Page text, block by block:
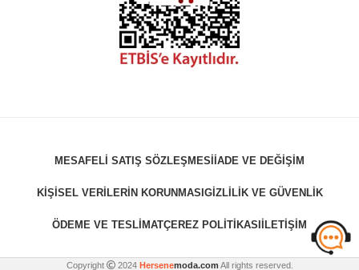
MESAFELI SATIŞ SÖZLEŞMESI İADE VE DEĞIŞIM
KIŞISEL VERILERIN KORUNMASI GIZLILIK VE GÜVENLIK
ÖDEME VE TESLIMATÇEREZ POLITIKASI İLETIŞIM
Copyright 2024 Hersenemoda.com All rights reserved.